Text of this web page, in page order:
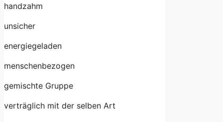
handzahm
unsicher
energiegeladen
menschenbezogen
gemischte Gruppe
verträglich mit der selben Art